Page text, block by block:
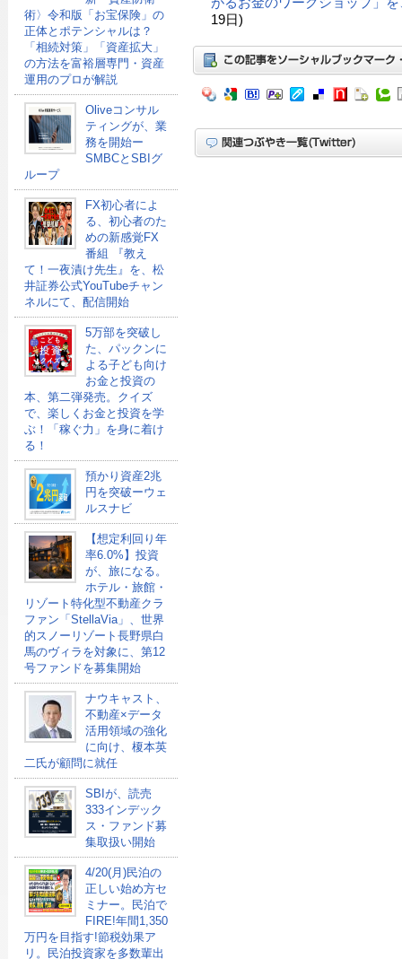
術〉令和版「お宝保険」の
正体とポテンシャルは？
「相続対策」「資産拡大」
の方法を富裕層専門・資産
運用のプロが解説
Oliveコンサル
ティングが、業
務を開始ー
SMBCとSBIグ
ループ
FX初心者によ
る、初心者のた
めの新感覚FX
番組 『教え
て！一夜漬け先生』を、松
井証券公式YouTubeチャン
ネルにて、配信開始
5万部を突破し
た、パックンに
よる子ども向け
お金と投資の
本、第二弾発売。クイズ
で、楽しくお金と投資を学
ぶ！「稼ぐ力」を身に着け
る！
預かり資産2兆
円を突破ーウェ
ルスナビ
【想定利回り年
率6.0%】投資
が、旅になる。
ホテル・旅館・
リゾート特化型不動産クラ
ファン「StellaVia」、世界
的スノーリゾート長野県白
馬のヴィラを対象に、第12
号ファンドを募集開始
ナウキャスト、
不動産×データ
活用領域の強化
に向け、榎本英
二氏が顧問に就任
SBIが、読売
333インデック
ス・ファンド募
集取扱い開始
4/20(月)民泊の
正しい始め方セ
ミナー。民泊で
FIRE!年間1,350
万円を目指す!節税効果ア
リ。民泊投資家を多数輩出
19日)